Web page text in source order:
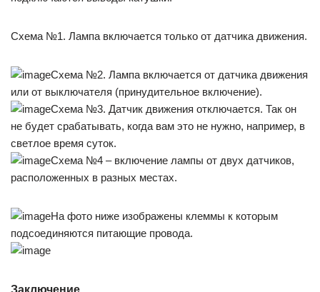
Схема №1. Лампа включается только от датчика движения.
Схема №2. Лампа включается от датчика движения
или от выключателя (принудительное включение).
Схема №3. Датчик движения отключается. Так он
не будет срабатывать, когда вам это не нужно, например, в
светлое время суток.
Схема №4 – включение лампы от двух датчиков,
расположенных в разных местах.
На фото ниже изображены клеммы к которым
подсоединяются питающие провода.
Заключение